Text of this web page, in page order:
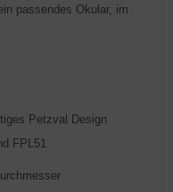
passendes Okular, im
Petzval Design
FPL51